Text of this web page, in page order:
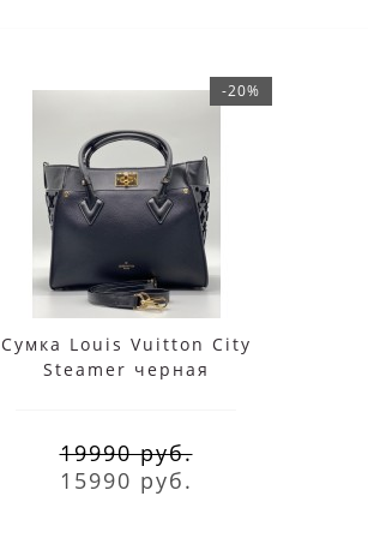
-20%
Сумка Louis Vuitton City
Steamer черная
19990 руб.
15990 руб.